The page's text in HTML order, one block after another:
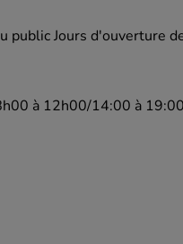
Jours d'ouverture
à 12h00/14:00 à